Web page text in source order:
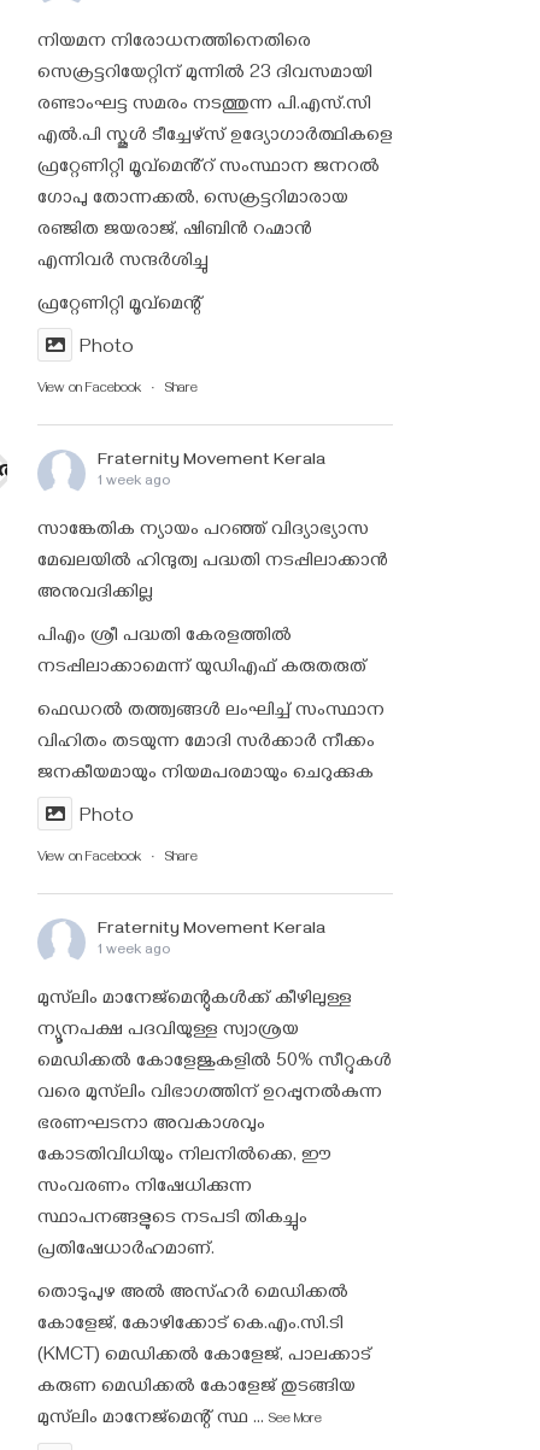
നിയമന നിരോധനത്തിനെതിരെ
സെക്രട്ടറിയേറ്റിന് മുന്നിൽ 23 ദിവസമായി
രണ്ടാംഘട്ട സമരം നടത്തുന്ന പി.എസ്.സി
എൽ.പി സ്കൂൾ ടീച്ചേഴ്‌സ് ഉദ്യോഗാർത്ഥികളെ
ഫ്രറ്റേണിറ്റി മൂവ്മെൻ്റ് സംസ്ഥാന ജനറൽ
ഗോപു തോന്നക്കൽ, സെക്രട്ടറിമാരായ
രഞ്ജിത ജയരാജ്‌, ഷിബിൻ റഹ്മാൻ
എന്നിവർ സന്ദർശിച്ചു
ഫ്രറ്റേണിറ്റി മൂവ്മെന്റ്
Photo
View on Facebook · Share
Fraternity Movement Kerala
1 week ago
സാങ്കേതിക ന്യായം പറഞ്ഞ് വിദ്യാഭ്യാസ
മേഖലയിൽ ഹിന്ദുത്വ പദ്ധതി നടപ്പിലാക്കാൻ
അനുവദിക്കില്ല
പിഎം ശ്രീ പദ്ധതി കേരളത്തിൽ
നടപ്പിലാക്കാമെന്ന് യുഡിഎഫ് കരുതരുത്
ഫെഡറൽ തത്ത്വങ്ങൾ ലംഘിച്ച് സംസ്ഥാന
വിഹിതം തടയുന്ന മോദി സർക്കാർ നീക്കം
ജനകീയമായും നിയമപരമായും ചെറുക്കുക
Photo
View on Facebook · Share
Fraternity Movement Kerala
1 week ago
മുസ്‌ലിം മാനേജ്‌മെന്റുകൾക്ക് കീഴിലുള്ള
ന്യൂനപക്ഷ പദവിയുള്ള സ്വാശ്രയ
മെഡിക്കൽ കോളേജുകളിൽ 50% സീറ്റുകൾ
വരെ മുസ്‌ലിം വിഭാഗത്തിന് ഉറപ്പുനൽകുന്ന
ഭരണഘടനാ അവകാശവും
കോടതിവിധിയും നിലനിൽക്കെ, ഈ
സംവരണം നിഷേധിക്കുന്ന
സ്ഥാപനങ്ങളുടെ നടപടി തികച്ചും
പ്രതിഷേധാർഹമാണ്.
തൊടുപുഴ അൽ അസ്ഹർ മെഡിക്കൽ
കോളേജ്, കോഴിക്കോട് കെ.എം.സി.ടി
(KMCT) മെഡിക്കൽ കോളേജ്, പാലക്കാട്
കരുണ മെഡിക്കൽ കോളേജ് തുടങ്ങിയ
മുസ്‌ലിം മാനേജ്‌മെന്റ് സ്ഥ ... See More